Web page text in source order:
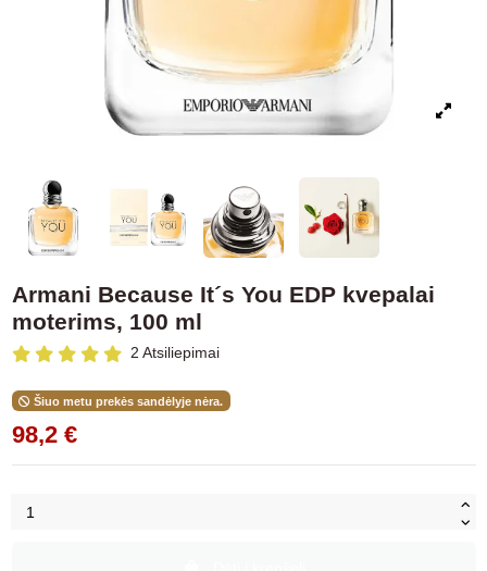
Armani Because It´s You EDP kvepalai
moterims, 100 ml
2 Atsiliepimai
Šiuo metu prekės sandėlyje nėra.
98,2 €